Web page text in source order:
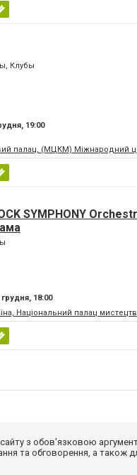
Клубы
19:00
палац, (МЦКМ) Міжнародний
SYMPHONY
18:00
Національний палац мистецтв
з обов'язковою
та обговорення, а також